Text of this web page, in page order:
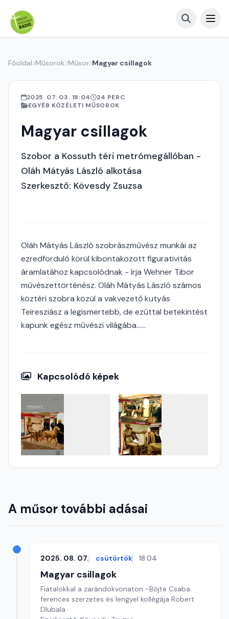
Főoldal Műsorok Műsor Magyar csillagok
2025. 07. 03. 18:04
24 PERC
EGYÉB KÖZÉLETI MŰSOROK
Magyar csillagok
Szobor a Kossuth téri metrómegállóban -
Oláh Mátyás László alkotása
Szerkesztő: Kövesdy Zsuzsa
Oláh Mátyás László szobrászművész munkái az
ezredforduló körül kibontakozott figurativitás
áramlatához kapcsolódnak - írja Wehner Tibor
művészettörténész. Oláh Mátyás László számos
köztéri szobra közül a vakvezető kutyás
Teiresziász a legismertebb, de ezúttal betekintést
kapunk egész művészi világába......
Kapcsolódó képek
A műsor további adásai
2025. 08. 07. csütörtök 18:04
Magyar csillagok
Fiatalokkal a zarándokvonaton -Böjte Csaba
ferences szerzetes és lengyel kollégája Robert
Dlubala